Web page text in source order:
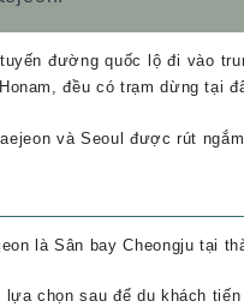
đường quốc lộ đi vào
đều có trạm dừng tại
và Seoul được rút
là Sân bay Cheongju tại
chọn sau để du khách tiến